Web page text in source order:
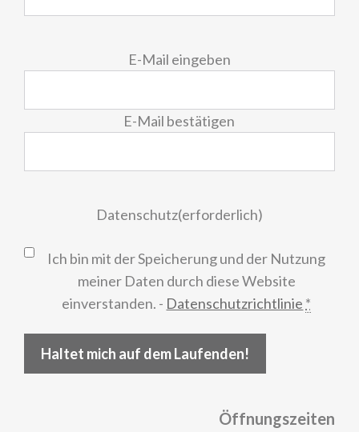
E-Mail eingeben
E-Mail bestätigen
Datenschutz(erforderlich)
Ich bin mit der Speicherung und der Nutzung
meiner Daten durch diese Website
einverstanden. - Datenschutzrichtlinie *
Haltet mich auf dem Laufenden!
Öffnungszeiten